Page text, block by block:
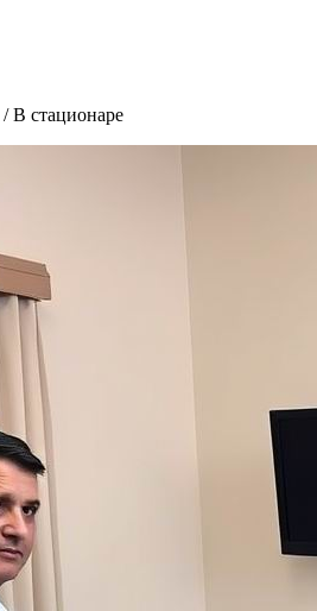
/В стационаре